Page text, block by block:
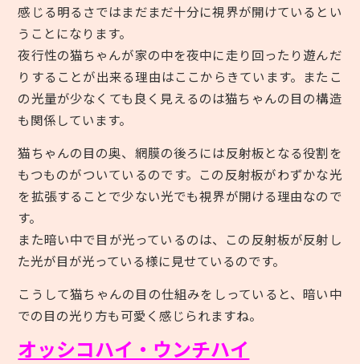
感じる明るさではまだまだ十分に視界が開けているとい
うことになります。
夜行性の猫ちゃんが家の中を夜中に走り回ったり遊んだ
りすることが出来る理由はここからきています。またこ
の光量が少なくても良く見えるのは猫ちゃんの目の構造
も関係しています。
猫ちゃんの目の奥、網膜の後ろには反射板となる役割を
もつものがついているのです。この反射板がわずかな光
を拡張することで少ない光でも視界が開ける理由なので
す。
また暗い中で目が光っているのは、この反射板が反射し
た光が目が光っている様に見せているのです。
こうして猫ちゃんの目の仕組みをしっていると、暗い中
での目の光り方も可愛く感じられますね。
オッシコハイ・ウンチハイ